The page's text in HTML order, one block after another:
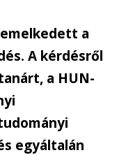
a
A kérdésről
a HUN-
egyáltalán